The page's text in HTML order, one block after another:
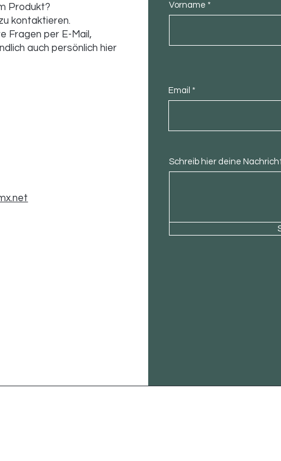
Produkt?
kontaktieren.
Fragen per E-Mail,
auch persönlich hier
Vorname
Email
Schreib hier deine